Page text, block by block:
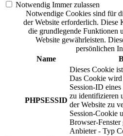
Notwendig Immer zulassen
Notwendige Cookies sind für
der Website erforderlich. Diese
die grundlegende Funktionen
Website gewährleisten.
persönlichen
Name
PHPSESSID
Dieses Cookie
Das Cookie
Session-ID
zu identifizieren
der Website zu
Session-Cookie
Browser-Fenster
Anbieter - Typ